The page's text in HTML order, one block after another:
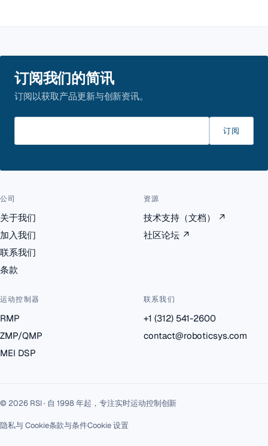
订阅我们的简讯
订阅以获取产品更新与创新资讯。
订阅
公司
关于我们
加入我们
联系我们
条款
资源
技术支持（文档）
↗
社区论坛↗
运动控制器
RMP
ZMP/QMP
MEI DSP
联系我们
+1 (312) 541-2600
contact@roboticsys.com
© 2026 RSI · 自 1998 年起，专注实时运动控制创新
隐私与 Cookie条款与条件Cookie 设置